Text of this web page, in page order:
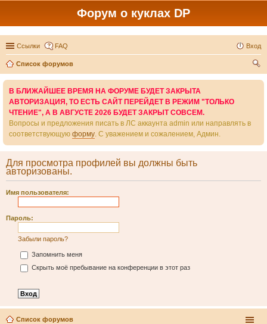
Форум о куклах DP
Ссылки FAQ Вход
Список форумов
В БЛИЖАЙШЕЕ ВРЕМЯ НА ФОРУМЕ БУДЕТ ЗАКРЫТА
АВТОРИЗАЦИЯ, ТО ЕСТЬ САЙТ ПЕРЕЙДЕТ В РЕЖИМ "ТОЛЬКО
ЧТЕНИЕ", А В АВГУСТЕ 2026 БУДЕТ ЗАКРЫТ СОВСЕМ.
Вопросы и предложения писать в ЛС аккаунта admin или направлять в
соответствующую форму. С уважением и сожалением, Админ.
Для просмотра профилей вы должны быть
авторизованы.
Имя пользователя:
Пароль:
Забыли пароль?
Запомнить меня
Скрыть моё пребывание на конференции в этот раз
Список форумов